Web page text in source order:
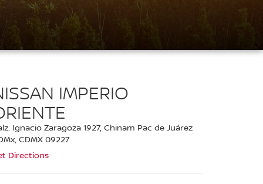
IMPERIO
Ignacio Zaragoza 1927, Chinam Pac de Juárez
CDMX 09227
Directions